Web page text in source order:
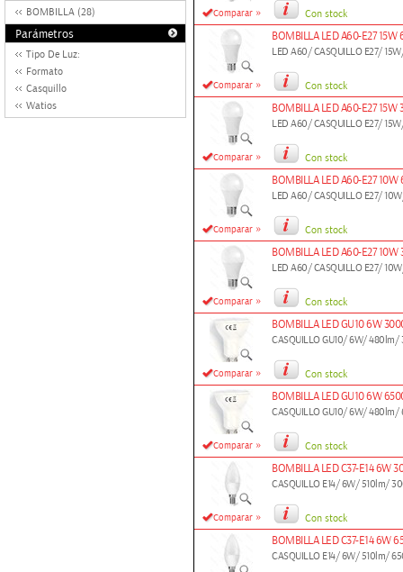
BOMBILLA (28)
Parámetros
Tipo De Luz:
Formato
Casquillo
Watios
Comparar » Con stock
Comparar »
BOMBILLA LED A60-E27 15W
LED A60/ CASQUILLO E27/
Con stock
Comparar »
BOMBILLA LED A60-E27 15W
LED A60/ CASQUILLO E27/
Con stock
Comparar »
BOMBILLA LED A60-E27 10W
LED A60/ CASQUILLO E27/
Con stock
Comparar »
BOMBILLA LED A60-E27 10W
LED A60/ CASQUILLO E27/
Con stock
Comparar »
BOMBILLA LED GU10 6W
CASQUILLO GU10/ 6W/ 480lm/
Con stock
Comparar »
BOMBILLA LED GU10 6W
CASQUILLO GU10/ 6W/ 480lm/
Con stock
Comparar »
BOMBILLA LED C37-E14 6W
CASQUILLO E14/ 6W/ 510lm/
Con stock
BOMBILLA LED C37-E14 6W
CASQUILLO E14/ 6W/ 510lm/